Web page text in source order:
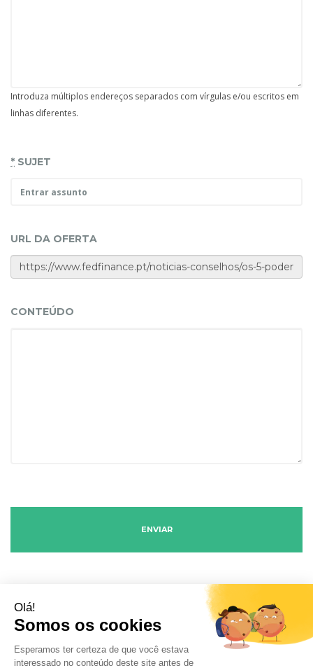
Introduza múltiplos endereços separados com vírgulas e/ou escritos em
linhas diferentes.
* SUJET
URL DA OFERTA
CONTEÚDO